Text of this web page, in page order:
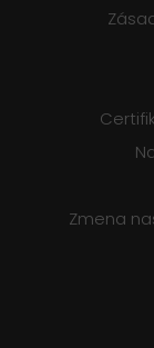
Zmena